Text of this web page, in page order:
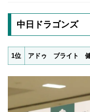
中日ドラゴンズ
1位 アドゥ ブライト